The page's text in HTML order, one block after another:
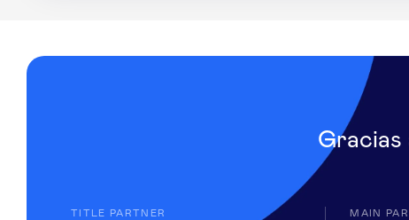
Gracias
TITLE PARTNER MAIN